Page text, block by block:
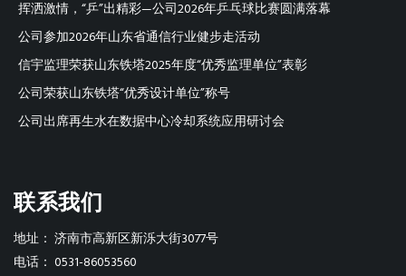
挥洒激情，“乒”出精彩—公司2026年乒乓球比赛圆满落幕
公司参加2026年山东省通信行业健步走活动
信宇监理荣获山东铁塔2025年度“优秀监理单位”表彰
公司荣获山东铁塔“优秀设计单位”称号
公司出席再生水在数据中心冷却系统应用研讨会
联系我们
地址： 济南市高新区新泺大街3077号
电话： 0531-86053560